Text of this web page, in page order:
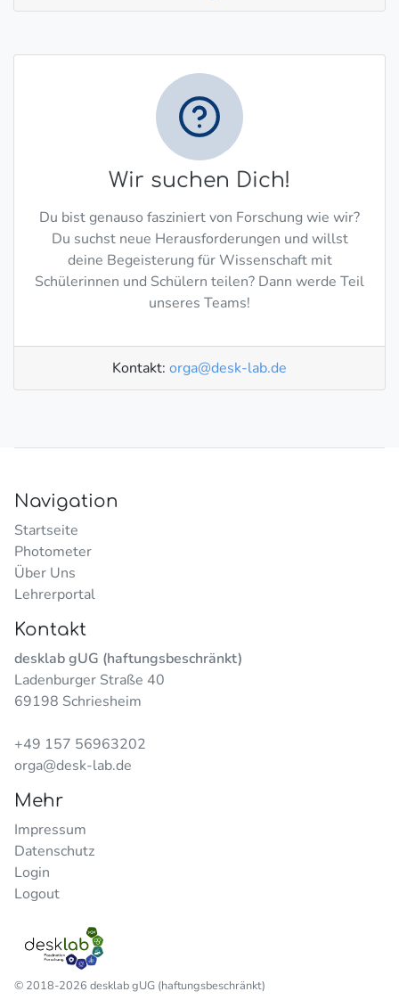
Wir suchen Dich!
Du bist genauso fasziniert von Forschung wie wir?
Du suchst neue He­r­aus­for­de­rungen und willst
deine Begeisterung für Wissenschaft mit
Schülerinnen und Schülern teilen? Dann werde Teil
unseres Teams!
Kontakt: orga@desk-lab.de
Navigation
Startseite
Photometer
Über Uns
Lehrerportal
Kontakt
desklab gUG (haftungsbeschränkt)
Ladenburger Straße 40
69198 Schriesheim
+49 157 56963202
orga@desk-lab.de
Mehr
Impressum
Datenschutz
Login
Logout
© 2018-2026 desklab gUG (haftungsbeschränkt)